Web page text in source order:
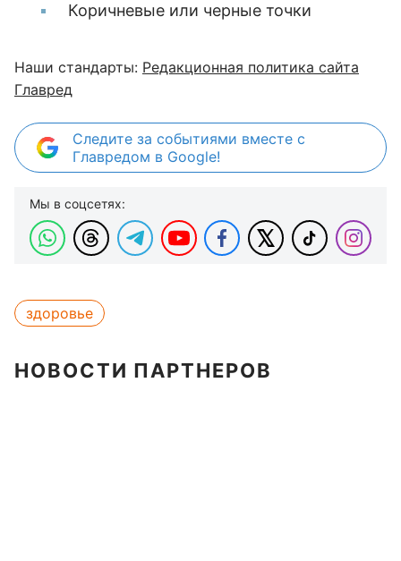
Коричневые или черные точки
Наши стандарты: Редакционная политика сайта
Главред
Следите за событиями вместе с
Главредом в Google!
Мы в соцсетях:
здоровье
НОВОСТИ ПАРТНЕРОВ